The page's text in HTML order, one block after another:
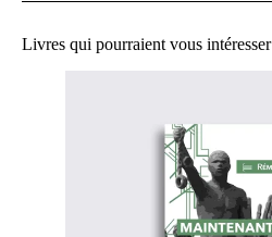
Livres qui pourraient vous intéresser